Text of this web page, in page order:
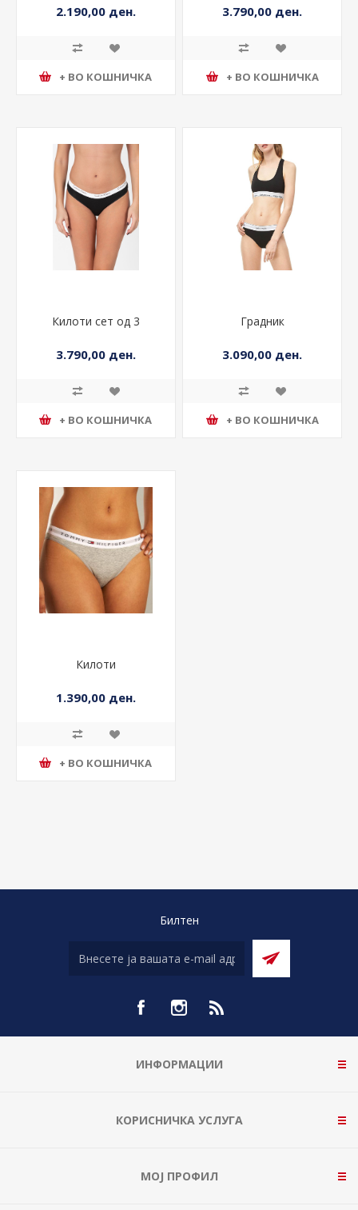
2.190,00 ден.
+ ВО КОШНИЧКА
3.790,00 ден.
+ ВО КОШНИЧКА
Килоти сет од 3
3.790,00 ден.
+ ВО КОШНИЧКА
Градник
3.090,00 ден.
+ ВО КОШНИЧКА
Килоти
1.390,00 ден.
+ ВО КОШНИЧКА
Билтен
ИНФОРМАЦИИ
КОРИСНИЧКА УСЛУГА
МОЈ ПРОФИЛ